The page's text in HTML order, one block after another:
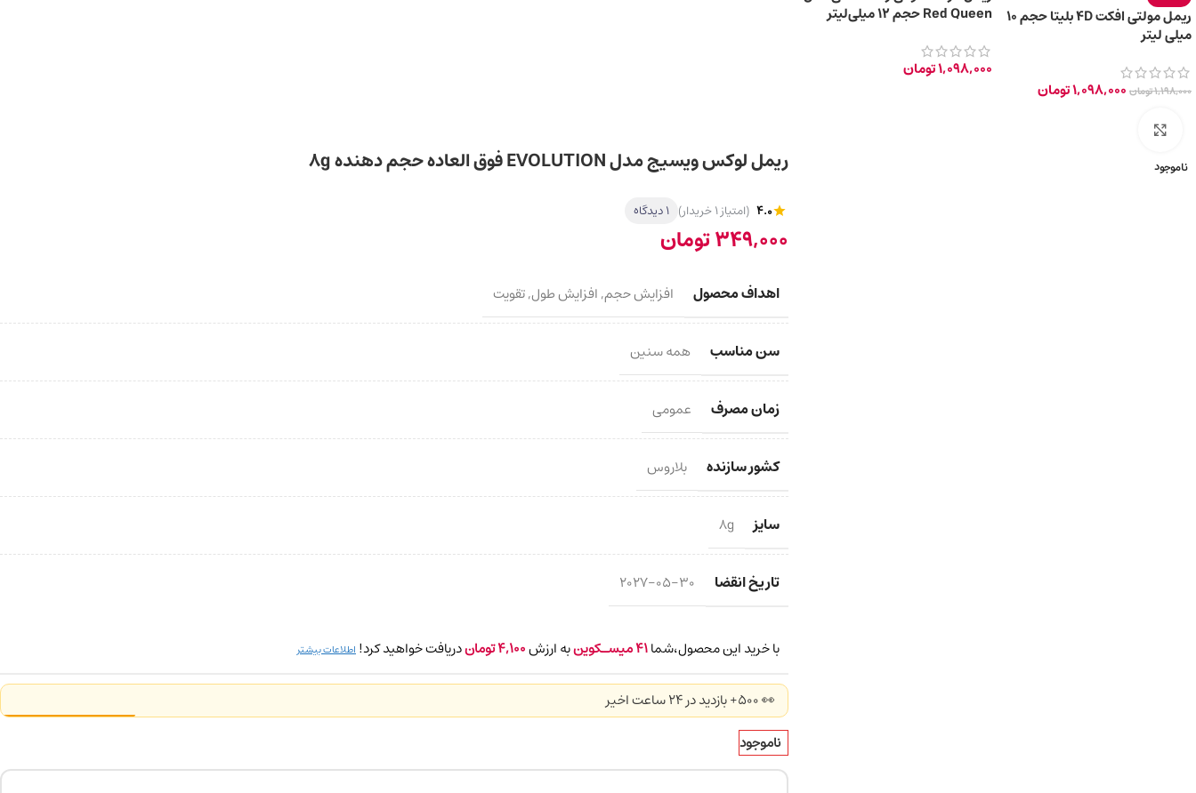
ریمل مولتی افکت 4D بلیتا حجم 10
میلی لیتر
1,198,000تومان 1,098,000تومان
Red Queen حجم 12 میلی‌لیتر
1,098,000تومان
ناموجود ریمل لوکس ویسیج مدل EVOLUTION فوق العاده حجم دهنده 8g
4.0 (امتیاز 1 خریدار) 1 دیدگاه
349,000تومان
اهداف محصول افزایش حجم,افزایش طول,تقویت
سن مناسب همه سنین
زمان مصرف عمومی
کشور سازنده بلاروس
سایز 8g
تاریخ انقضا 2027-05-30
با خرید این محصول،شما41میسـکوینبه ارزش4,100توماندریافت خواهید کرد! اطلاعات بیشتر
👀 500+ بازدید در ۲۴ ساعت اخیر
ناموجود